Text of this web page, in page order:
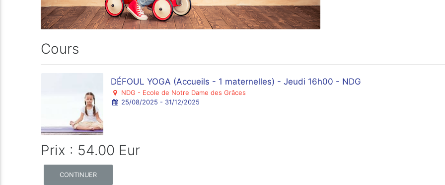
Cours
DÉFOUL YOGA (Accueils - 1 maternelles) - Jeudi 16h00 - NDG
NDG - Ecole de Notre Dame des Grâces
25/08/2025 - 31/12/2025
Prix : 54.00 Eur
CONTINUER